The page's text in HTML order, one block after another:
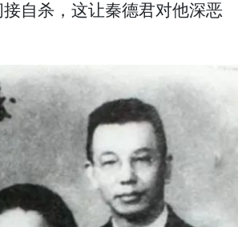
自杀，这让秦德君对他深恶